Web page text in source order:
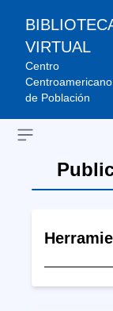
VIRTUAL
Centro
Centroamericano
de Población
Open sidebar